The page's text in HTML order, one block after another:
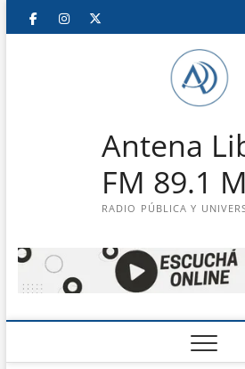
Saltar
FacebookInstagram
Antena
FM 89.1
RADIO PÚBLICA Y